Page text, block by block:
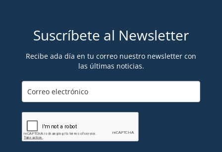
Suscríbete al Newsletter
Recibe ada día en tu correo nuestro newsletter con
las últimas noticias.